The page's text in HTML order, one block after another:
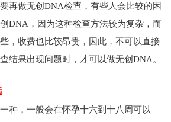
再做无创DNA检查，有些人会比较的困
DNA，因为这种检查方法较为复杂，而
，收费也比较昂贵，因此，不可以直接
结果出现问题时，才可以做无创DNA。
种，一般会在怀孕十六到十八周可以